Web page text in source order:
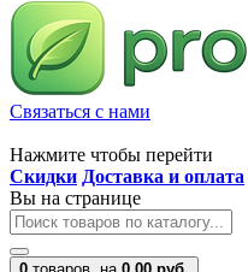
Связаться с нами
Нажмите чтобы перейти
Скидки Доставка и оплата
Вы на странице